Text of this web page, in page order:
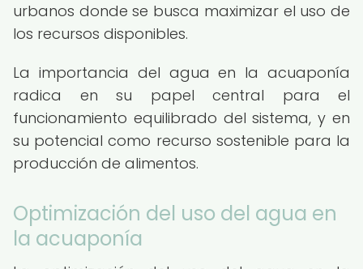
urbanos donde se busca maximizar el uso de
los recursos disponibles.
La importancia del agua en la acuaponía
radica en su papel central para el
funcionamiento equilibrado del sistema, y en
su potencial como recurso sostenible para la
producción de alimentos.
Optimización del uso del agua en
la acuaponía